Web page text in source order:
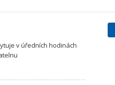
v úředních hodinách